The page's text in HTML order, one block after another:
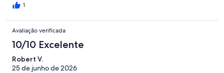
1
Avaliação verificada
10/10 Excelente
Robert V.
25 de junho de 2026